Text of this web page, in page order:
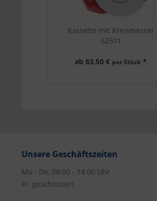
Kassette mit Kreismesser
62501
Schneidsysteme
ab 83,50 € per Stück *
Unsere Geschäftszeiten
Mo - Do, 08:00 - 14:00 Uhr
Fr. geschlossen